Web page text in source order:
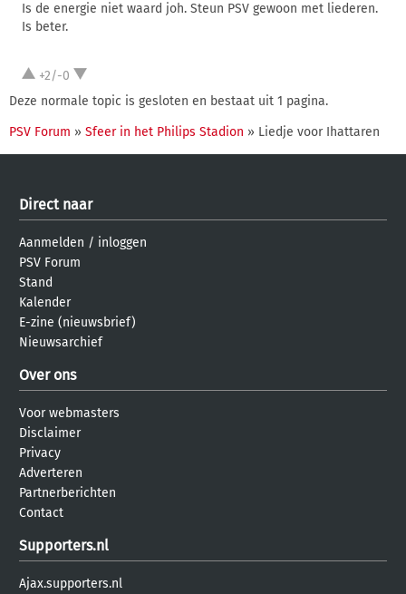
Is de energie niet waard joh. Steun PSV gewoon met liederen.
Is beter.
+2/-0
Deze normale topic is gesloten en bestaat uit 1 pagina.
PSV Forum » Sfeer in het Philips Stadion » Liedje voor Ihattaren
Direct naar
Aanmelden / inloggen
PSV Forum
Stand
Kalender
E-zine (nieuwsbrief)
Nieuwsarchief
Over ons
Voor webmasters
Disclaimer
Privacy
Adverteren
Partnerberichten
Contact
Supporters.nl
Ajax.supporters.nl